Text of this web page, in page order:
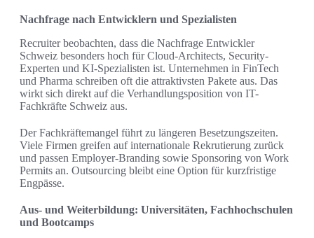
Nachfrage nach Entwicklern und Spezialisten
Recruiter beobachten, dass die Nachfrage Entwickler
Schweiz besonders hoch für Cloud-Architects, Security-
Experten und KI-Spezialisten ist. Unternehmen in FinTech
und Pharma schreiben oft die attraktivsten Pakete aus. Das
wirkt sich direkt auf die Verhandlungsposition von IT-
Fachkräfte Schweiz aus.
Der Fachkräftemangel führt zu längeren Besetzungszeiten.
Viele Firmen greifen auf internationale Rekrutierung zurück
und passen Employer-Branding sowie Sponsoring von Work
Permits an. Outsourcing bleibt eine Option für kurzfristige
Engpässe.
Aus- und Weiterbildung: Universitäten, Fachhochschulen
und Bootcamps